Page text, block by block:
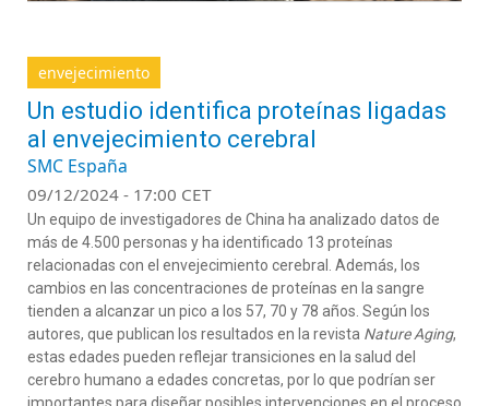
envejecimiento
Un estudio identifica proteínas ligadas
al envejecimiento cerebral
SMC España
09/12/2024 - 17:00 CET
Un equipo de investigadores de China ha analizado datos de
más de 4.500 personas y ha identificado 13 proteínas
relacionadas con el envejecimiento cerebral. Además, los
cambios en las concentraciones de proteínas en la sangre
tienden a alcanzar un pico a los 57, 70 y 78 años. Según los
autores, que publican los resultados en la revista Nature Aging,
estas edades pueden reflejar transiciones en la salud del
cerebro humano a edades concretas, por lo que podrían ser